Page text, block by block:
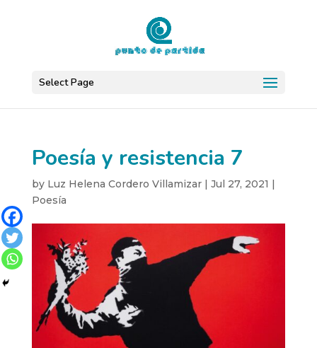
Select Page
Poesía y resistencia 7
by Luz Helena Cordero Villamizar| Jul 27, 2021 |
Poesía